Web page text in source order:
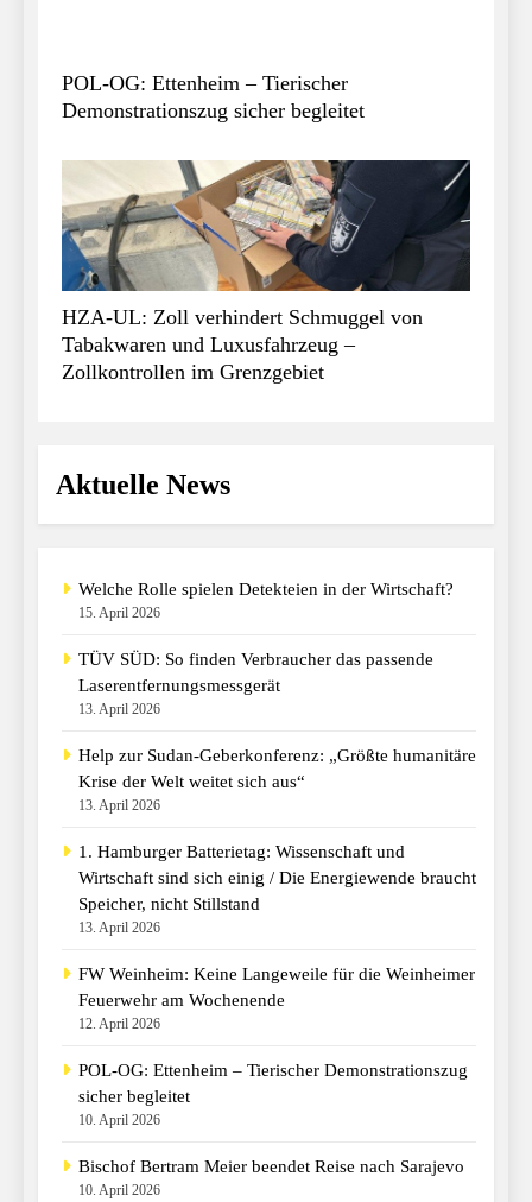
POL-OG: Ettenheim – Tierischer
Demonstrationszug sicher begleitet
HZA-UL: Zoll verhindert Schmuggel von
Tabakwaren und Luxusfahrzeug –
Zollkontrollen im Grenzgebiet
Aktuelle News
Welche Rolle spielen Detekteien in der Wirtschaft?
15. April 2026
TÜV SÜD: So finden Verbraucher das passende
Laserentfernungsmessgerät
13. April 2026
Help zur Sudan-Geberkonferenz: „Größte humanitäre
Krise der Welt weitet sich aus“
13. April 2026
1. Hamburger Batterietag: Wissenschaft und
Wirtschaft sind sich einig / Die Energiewende braucht
Speicher, nicht Stillstand
13. April 2026
FW Weinheim: Keine Langeweile für die Weinheimer
Feuerwehr am Wochenende
12. April 2026
POL-OG: Ettenheim – Tierischer Demonstrationszug
sicher begleitet
10. April 2026
Bischof Bertram Meier beendet Reise nach Sarajevo
10. April 2026